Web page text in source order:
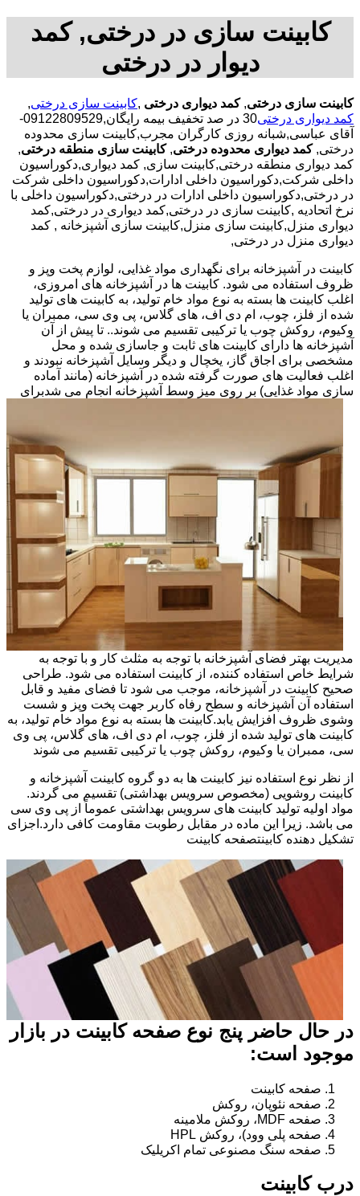
کابینت سازی در درختی, کمد
دیوار در درختی
کابینت سازی درختی,کمد دیواری درختی ,کابینت سازی درختی,
کمد دیواری درختی
30 در صد تخفیف بیمه رایگان,09122809529-
آقای عباسی,شبانه روزی کارگران مجرب,کابینت سازی محدوده
درختی,کمد دیواری محدوده درختی, کابینت سازی منطقه درختی,
کمد دیواری منطقه درختی,کابینت سازی, کمد دیواری,دکوراسیون
داخلی شرکت,دکوراسیون داخلی ادارات,دکوراسیون داخلی شرکت
در درختی,دکوراسیون داخلی ادارات در درختی,دکوراسیون داخلی با
نرخ اتحادیه ,کابینت سازی در درختی,کمد دیواری در درختی,کمد
دیواری منزل,کابینت سازی منزل,کابینت سازی آشپزخانه , کمد
دیواری منزل در درختی,
کابینت در آشپزخانه برای نگهداری مواد غذایی، لوازم پخت وپز و
ظروف استفاده می شود. کابینت ها در آشپزخانه های امروزی،
اغلب کابینت ها بسته به نوع مواد خام تولید، به کابینت های تولید
شده از فلز، چوب، ام دی اف، های گلاس، پی وی سی، ممبران یا
وکیوم، روکش چوب یا ترکیبی تقسیم می شوند.. تا پیش از آن
آشپزخانه ها دارای کابینت های ثابت و جاسازی شده و محل
مشخصی برای اجاق گاز، یخچال و دیگر وسایل آشپزخانه نبودند و
اغلب فعالیت های صورت گرفته شده در آشپزخانه (مانند آماده
سازی مواد غذایی) بر روی میز وسط آشپزخانه انجام می شدبرای
مدیریت بهتر فضای آشپزخانه با توجه به مثلث کار و با توجه به
شرایط خاص استفاده کننده، از کابینت استفاده می شود. طراحی
صحیح کابینت در آشپزخانه، موجب می شود تا فضای مفید و قابل
استفاده آن آشپزخانه و سطح رفاه کاربر جهت پخت وپز و شست
وشوی ظروف افزایش یابد.کابینت ها بسته به نوع مواد خام تولید، به
کابینت های تولید شده از فلز، چوب، ام دی اف، های گلاس، پی وی
سی، ممبران یا وکیوم، روکش چوب یا ترکیبی تقسیم می شوند
از نظر نوع استفاده نیز کابینت ها به دو گروه کابینت آشپزخانه و
کابینت روشویی (مخصوص سرویس بهداشتی) تقسیم می گردند.
مواد اولیه تولید کابینت های سرویس بهداشتی عموماً از پی وی سی
می باشد. زیرا این ماده در مقابل رطوبت مقاومت کافی دارد.اجزای
تشکیل دهنده کابینتصفحه کابینت
در حال حاضر پنج نوع صفحه کابینت در بازار
موجود است:
صفحه کابینت
صفحه نئوپان، روکش
صفحه MDF، روکش ملامینه
صفحه پلی وود)، روکش HPL
صفحه سنگ مصنوعی تمام اکریلیک
درب کابینت